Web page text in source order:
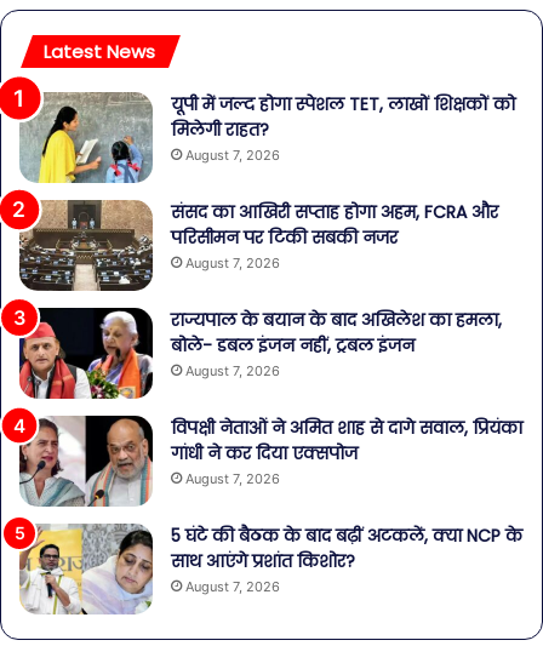
Latest News
यूपी में जल्द होगा स्पेशल TET, लाखों शिक्षकों को
मिलेगी राहत?
August 7, 2026
संसद का आखिरी सप्ताह होगा अहम, FCRA और
परिसीमन पर टिकी सबकी नजर
August 7, 2026
राज्यपाल के बयान के बाद अखिलेश का हमला,
बोले- डबल इंजन नहीं, ट्रबल इंजन
August 7, 2026
विपक्षी नेताओं ने अमित शाह से दागे सवाल, प्रियंका
गांधी ने कर दिया एक्सपोज
August 7, 2026
5 घंटे की बैठक के बाद बढ़ीं अटकलें, क्या NCP के
साथ आएंगे प्रशांत किशोर?
August 7, 2026